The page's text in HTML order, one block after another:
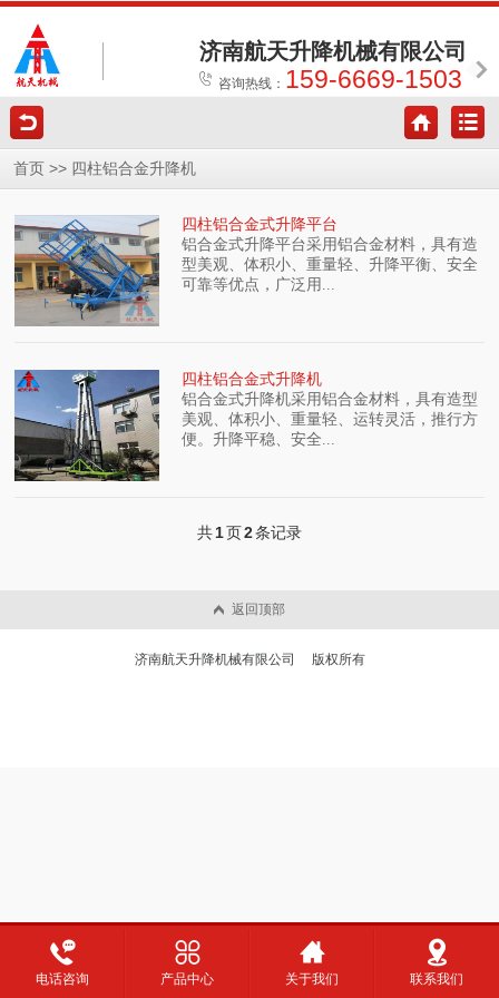
济南航天升降机械有限公司
咨询热线： 159-6669-1503
首页 >> 四柱铝合金升降机
四柱铝合金式升降平台
铝合金式升降平台采用铝合金材料，具有造
型美观、体积小、重量轻、升降平衡、安全
可靠等优点，广泛用...
四柱铝合金式升降机
铝合金式升降机采用铝合金材料，具有造型
美观、体积小、重量轻、运转灵活，推行方
便。升降平稳、安全...
共1页2条记录
返回顶部
济南航天升降机械有限公司 版权所有
电话咨询 产品中心 关于我们 联系我们